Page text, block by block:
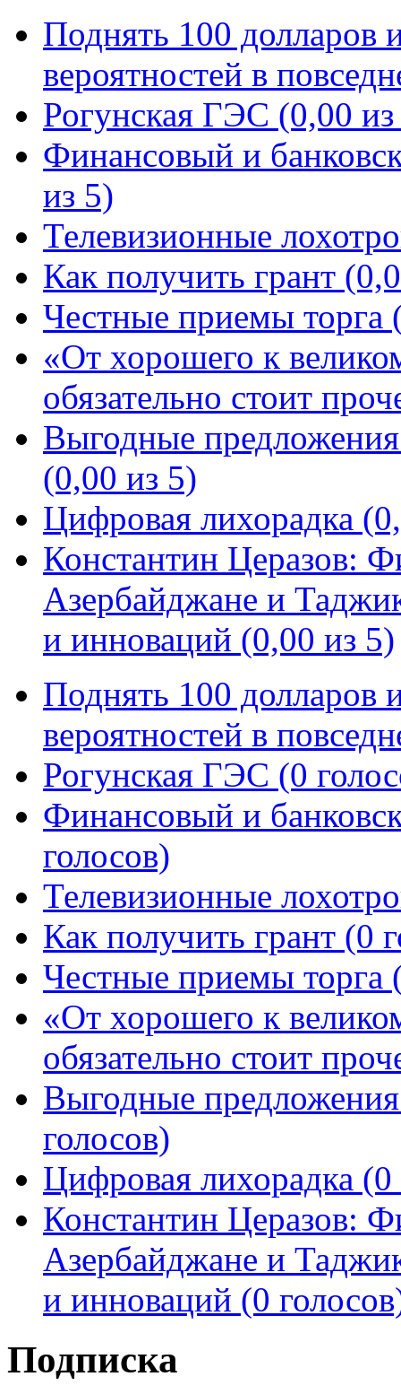
Поднять 100 долларов
вероятностей в
Рогунская ГЭС (0,00
Финансовый и
из 5)
Телевизионные
Как получить грант
Честные приемы торга
«От хорошего к
обязательно стоит
Выгодные
(0,00 из 5)
Цифровая лихорадка
Константин Церазов:
Азербайджане и
и инноваций (0,00 из 5)
Поднять 100 долларов
вероятностей в
Рогунская ГЭС (0
Финансовый и
голосов)
Телевизионные
Как получить грант (0
Честные приемы торга
«От хорошего к
обязательно стоит
Выгодные
голосов)
Цифровая лихорадка (0
Константин Церазов:
Азербайджане и
и инноваций (0
Подписка